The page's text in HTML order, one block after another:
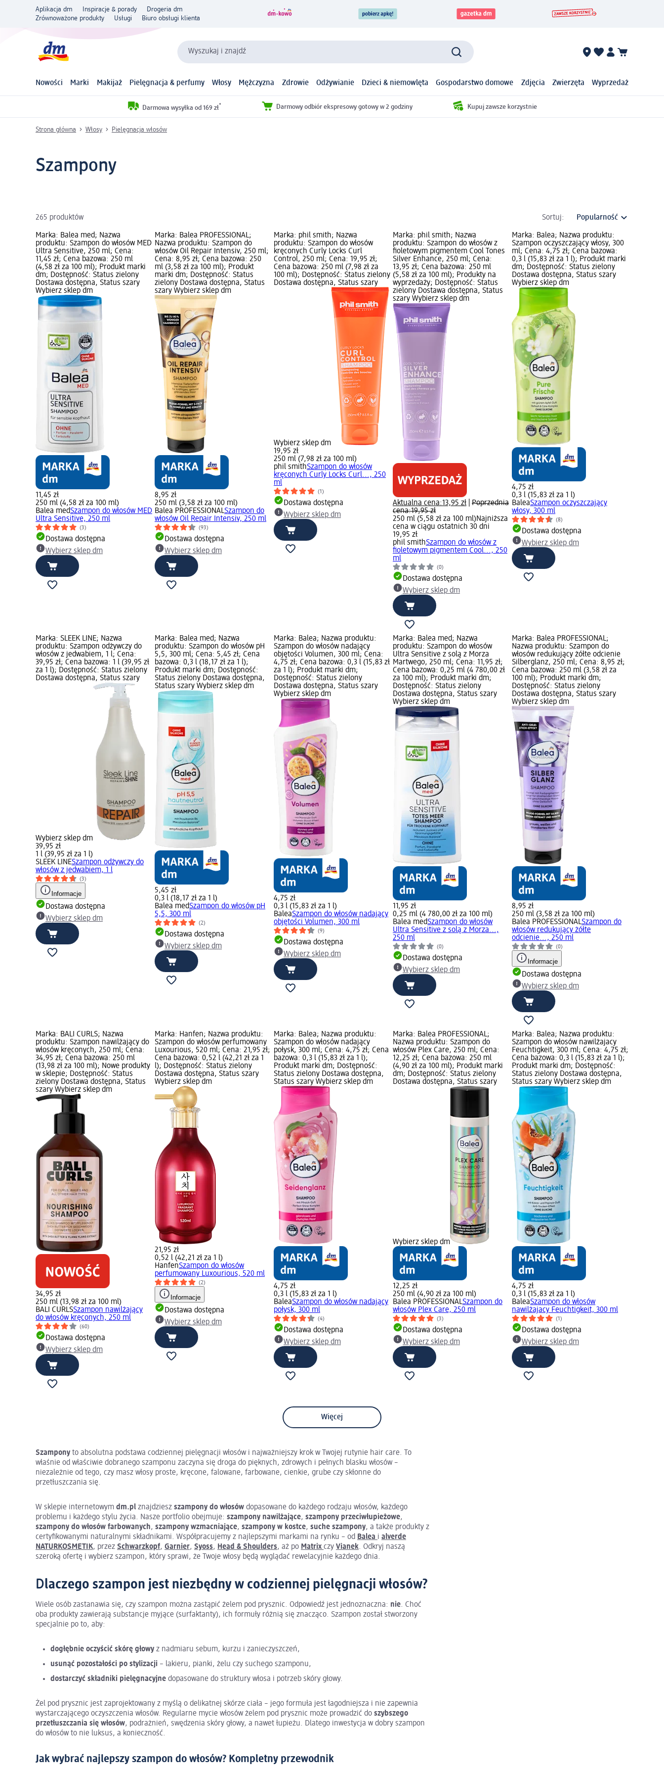
Aplikacja dm Inspiracje & porady
Drogeria dm
Zrównoważone produkty
Usługi Biuro obsługi klienta
Wyszukaj i znajdź
Nowości Marki Makijaż Pielęgnacja & perfumy Włosy Mężczyzna Zdrowie Odżywianie Dzieci & niemowlęta Gospodarstwo domowe Zdjęcia Zwierzęta Wyprzedaż
Darmowa wysyłka od 169 zł* Darmowy odbiór ekspresowy gotowy w 2 godziny Kupuj zawsze korzystnie
Strona główna Włosy Pielęgnacja włosów
Szampony
265 produktów Sortuj:
Marka: Balea med; Nazwa
produktu: Szampon do włosów MED
Ultra Sensitive, 250 ml; Cena:
11,45 zł; Cena bazowa: 250 ml
(4,58 zł za 100 ml); Produkt marki
dm; Dostępność: Status zielony
Dostawa dostępna, Status szary
Wybierz sklep dm
11,45 zł
250 ml (4,58 zł za 100 ml)
Balea medSzampon do włosów MED
Ultra Sensitive, 250 ml
(3)
Dostawa dostępna
Wybierz sklep dm
Marka: Balea PROFESSIONAL;
Nazwa produktu: Szampon do
włosów Oil Repair Intensiv, 250 ml;
Cena: 8,95 zł; Cena bazowa: 250
ml (3,58 zł za 100 ml); Produkt
marki dm; Dostępność: Status
zielony Dostawa dostępna, Status
szary Wybierz sklep dm
8,95 zł
250 ml (3,58 zł za 100 ml)
Balea PROFESSIONALSzampon do
włosów Oil Repair Intensiv, 250 ml
(93)
Dostawa dostępna
Wybierz sklep dm
Marka: phil smith; Nazwa
produktu: Szampon do włosów
kręconych Curly Locks Curl
Control, 250 ml; Cena: 19,95 zł;
Cena bazowa: 250 ml (7,98 zł za
100 ml); Dostępność: Status zielony
Dostawa dostępna, Status szary
Wybierz sklep dm
19,95 zł
250 ml (7,98 zł za 100 ml)
phil smithSzampon do włosów
kręconych Curly Locks Curl..., 250
ml
(1)
Dostawa dostępna
Wybierz sklep dm
Marka: phil smith; Nazwa
produktu: Szampon do włosów z
fioletowym pigmentem Cool Tones
Silver Enhance, 250 ml; Cena:
13,95 zł; Cena bazowa: 250 ml
(5,58 zł za 100 ml); Produkty na
wyprzedaży; Dostępność: Status
zielony Dostawa dostępna, Status
szary Wybierz sklep dm
Aktualna cena:13,95 zł
Poprzednia
cena:19,95 zł
250 ml (5,58 zł za 100 ml)Najniższa
cena w ciągu ostatnich 30 dni
19,95 zł
phil smithSzampon do włosów z
fioletowym pigmentem Cool..., 250
ml
(0)
Dostawa dostępna
Wybierz sklep dm
Marka: Balea; Nazwa produktu:
Szampon oczyszczający włosy, 300
ml; Cena: 4,75 zł; Cena bazowa:
0,3 l (15,83 zł za 1 l); Produkt marki
dm; Dostępność: Status zielony
Dostawa dostępna, Status szary
Wybierz sklep dm
4,75 zł
0,3 l (15,83 zł za 1 l)
BaleaSzampon oczyszczający
włosy, 300 ml
(8)
Dostawa dostępna
Wybierz sklep dm
Marka: SLEEK LINE; Nazwa
produktu: Szampon odżywczy do
włosów z jedwabiem, 1 l; Cena:
39,95 zł; Cena bazowa: 1 l (39,95 zł
za 1 l); Dostępność: Status zielony
Dostawa dostępna, Status szary
Wybierz sklep dm
39,95 zł
1 l (39,95 zł za 1 l)
SLEEK LINESzampon odżywczy do
włosów z jedwabiem, 1 l
(3)
Informacje
Dostawa dostępna
Wybierz sklep dm
Marka: Balea med; Nazwa
produktu: Szampon do włosów pH
5,5, 300 ml; Cena: 5,45 zł; Cena
bazowa: 0,3 l (18,17 zł za 1 l);
Produkt marki dm; Dostępność:
Status zielony Dostawa dostępna,
Status szary Wybierz sklep dm
5,45 zł
0,3 l (18,17 zł za 1 l)
Balea medSzampon do włosów pH
5,5, 300 ml
(2)
Dostawa dostępna
Wybierz sklep dm
Marka: Balea; Nazwa produktu:
Szampon do włosów nadający
objętości Volumen, 300 ml; Cena:
4,75 zł; Cena bazowa: 0,3 l (15,83 zł
za 1 l); Produkt marki dm;
Dostępność: Status zielony
Dostawa dostępna, Status szary
Wybierz sklep dm
4,75 zł
0,3 l (15,83 zł za 1 l)
BaleaSzampon do włosów nadający
objętości Volumen, 300 ml
(9)
Dostawa dostępna
Wybierz sklep dm
Marka: Balea med; Nazwa
produktu: Szampon do włosów
Ultra Sensitive z solą z Morza
Martwego, 250 ml; Cena: 11,95 zł;
Cena bazowa: 0,25 ml (4 780,00 zł
za 100 ml); Produkt marki dm;
Dostępność: Status zielony
Dostawa dostępna, Status szary
Wybierz sklep dm
11,95 zł
0,25 ml (4 780,00 zł za 100 ml)
Balea medSzampon do włosów
Ultra Sensitive z solą z Morza...,
250 ml
(0)
Dostawa dostępna
Wybierz sklep dm
Marka: Balea PROFESSIONAL;
Nazwa produktu: Szampon do
włosów redukujący żółte odcienie
Silberglanz, 250 ml; Cena: 8,95 zł;
Cena bazowa: 250 ml (3,58 zł za
100 ml); Produkt marki dm;
Dostępność: Status zielony
Dostawa dostępna, Status szary
Wybierz sklep dm
8,95 zł
250 ml (3,58 zł za 100 ml)
Balea PROFESSIONALSzampon do
włosów redukujący żółte
odcienie..., 250 ml
(0)
Informacje
Dostawa dostępna
Wybierz sklep dm
Marka: BALI CURLS; Nazwa
produktu: Szampon nawilżający do
włosów kręconych, 250 ml; Cena:
34,95 zł; Cena bazowa: 250 ml
(13,98 zł za 100 ml); Nowe produkty
w sklepie; Dostępność: Status
zielony Dostawa dostępna, Status
szary Wybierz sklep dm
34,95 zł
250 ml (13,98 zł za 100 ml)
BALI CURLSSzampon nawilżający
do włosów kręconych, 250 ml
(60)
Dostawa dostępna
Wybierz sklep dm
Marka: Hanfen; Nazwa produktu:
Szampon do włosów perfumowany
Luxourious, 520 ml; Cena: 21,95 zł;
Cena bazowa: 0,52 l (42,21 zł za 1
l); Dostępność: Status zielony
Dostawa dostępna, Status szary
Wybierz sklep dm
21,95 zł
0,52 l (42,21 zł za 1 l)
HanfenSzampon do włosów
perfumowany Luxourious, 520 ml
(2)
Informacje
Dostawa dostępna
Wybierz sklep dm
Marka: Balea; Nazwa produktu:
Szampon do włosów nadający
połysk, 300 ml; Cena: 4,75 zł; Cena
bazowa: 0,3 l (15,83 zł za 1 l);
Produkt marki dm; Dostępność:
Status zielony Dostawa dostępna,
Status szary Wybierz sklep dm
4,75 zł
0,3 l (15,83 zł za 1 l)
BaleaSzampon do włosów nadający
połysk, 300 ml
(4)
Dostawa dostępna
Wybierz sklep dm
Marka: Balea PROFESSIONAL;
Nazwa produktu: Szampon do
włosów Plex Care, 250 ml; Cena:
12,25 zł; Cena bazowa: 250 ml
(4,90 zł za 100 ml); Produkt marki
dm; Dostępność: Status zielony
Dostawa dostępna, Status szary
Wybierz sklep dm
12,25 zł
250 ml (4,90 zł za 100 ml)
Balea PROFESSIONALSzampon do
włosów Plex Care, 250 ml
(3)
Dostawa dostępna
Wybierz sklep dm
Marka: Balea; Nazwa produktu:
Szampon do włosów nawilżajacy
Feuchtigkeit, 300 ml; Cena: 4,75 zł;
Cena bazowa: 0,3 l (15,83 zł za 1 l);
Produkt marki dm; Dostępność:
Status zielony Dostawa dostępna,
Status szary Wybierz sklep dm
4,75 zł
0,3 l (15,83 zł za 1 l)
BaleaSzampon do włosów
nawilżajacy Feuchtigkeit, 300 ml
(1)
Dostawa dostępna
Wybierz sklep dm
Więcej
Szampony to absolutna podstawa codziennej pielęgnacji włosów i najważniejszy krok w Twojej rutynie hair care. To
właśnie od właściwie dobranego szamponu zaczyna się droga do pięknych, zdrowych i pełnych blasku włosów –
niezależnie od tego, czy masz włosy proste, kręcone, falowane, farbowane, cienkie, grube czy skłonne do
przetłuszczania się.
W sklepie internetowym dm.pl znajdziesz szampony do włosów dopasowane do każdego rodzaju włosów, każdego
problemu i każdego stylu życia. Nasze portfolio obejmuje: szampony nawilżające, szampony przeciwłupieżowe,
szampony do włosów farbowanych, szampony wzmacniające, szampony w kostce, suche szampony, a także produkty z
certyfikowanymi naturalnymi składnikami. Współpracujemy z najlepszymi markami na rynku – od Balea i alverde
NATURKOSMETIK, przez Schwarzkopf, Garnier, Syoss, Head & Shoulders, aż po Matrix czy Vianek. Odkryj naszą
szeroką ofertę i wybierz szampon, który sprawi, że Twoje włosy będą wyglądać rewelacyjnie każdego dnia.
Dlaczego szampon jest niezbędny w codziennej pielęgnacji włosów?
Wiele osób zastanawia się, czy szampon można zastąpić żelem pod prysznic. Odpowiedź jest jednoznaczna: nie. Choć
oba produkty zawierają substancje myjące (surfaktanty), ich formuły różnią się znacząco. Szampon został stworzony
specjalnie po to, aby:
dogłębnie oczyścić skórę głowy z nadmiaru sebum, kurzu i zanieczyszczeń,
usunąć pozostałości po stylizacji – lakieru, pianki, żelu czy suchego szamponu,
dostarczyć składniki pielęgnacyjne dopasowane do struktury włosa i potrzeb skóry głowy.
Żel pod prysznic jest zaprojektowany z myślą o delikatnej skórze ciała – jego formuła jest łagodniejsza i nie zapewnia
wystarczającego oczyszczenia włosów. Regularne mycie włosów żelem pod prysznic może prowadzić do szybszego
przetłuszczania się włosów, podrażnień, swędzenia skóry głowy, a nawet łupieżu. Dlatego inwestycja w dobry szampon
do włosów to nie luksus, a konieczność.
Jak wybrać najlepszy szampon do włosów? Kompletny przewodnik